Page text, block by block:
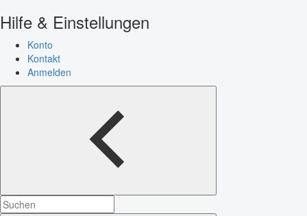
Hilfe & Einstellungen
Konto
Kontakt
Anmelden